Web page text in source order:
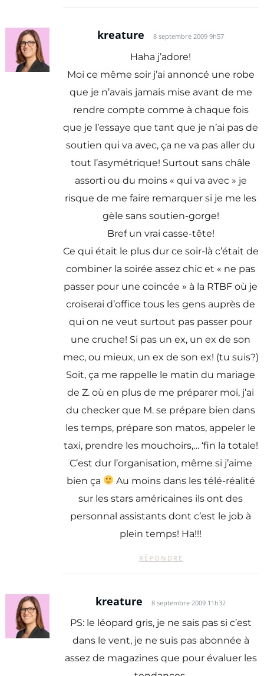
kreature 8 septembre 2009 9h57
Haha j’adore!
Moi ce même soir j’ai annoncé une robe
que je n’avais jamais mise avant de me
rendre compte comme à chaque fois
que je l’essaye que tant que je n’ai pas de
soutien qui va avec, ça ne va pas aller du
tout l’asymétrique! Surtout sans châle
assorti ou du moins « qui va avec » je
risque de me faire remarquer si je me les
gèle sans soutien-gorge!
Bref un vrai casse-tête!
Ce qui était le plus dur ce soir-là c’était de
combiner la soirée assez chic et « ne pas
passer pour une coincée » à la RTBF où je
croiserai d’office tous les gens auprès de
qui on ne veut surtout pas passer pour
une cruche! Si pas un ex, un ex de son
mec, ou mieux, un ex de son ex! (tu suis?)
Soit, ça me rappelle le matin du mariage
de Z. où en plus de me préparer moi, j’ai
du checker que M. se prépare bien dans
les temps, prépare son matos, appeler le
taxi, prendre les mouchoirs,… ‘fin la totale!
C’est dur l’organisation, même si j’aime
bien ça
Au moins dans les télé-réalité
sur les stars américaines ils ont des
personnal assistants dont c’est le job à
plein temps! Ha!!!
RÉPONDRE
kreature 8 septembre 2009 11h32
PS: le léopard gris, je ne sais pas si c’est
dans le vent, je ne suis pas abonnée à
assez de magazines que pour évaluer les